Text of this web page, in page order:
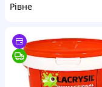
Рівне